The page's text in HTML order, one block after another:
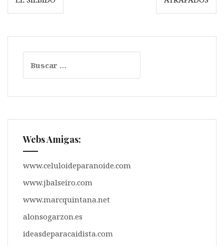
A
o
de
Webs Amigas:
www.celuloideparanoide.com
www.jbalseiro.com
www.marcquintana.net
alonsogarzon.es
ideasdeparacaidista.com